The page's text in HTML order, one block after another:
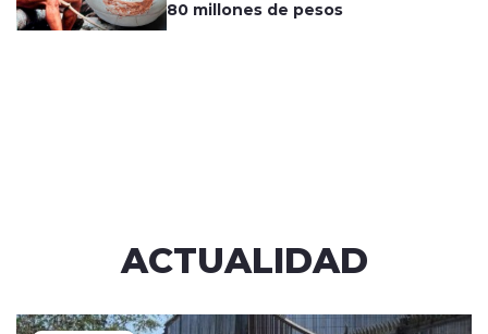
80 millones de pesos
ACTUALIDAD